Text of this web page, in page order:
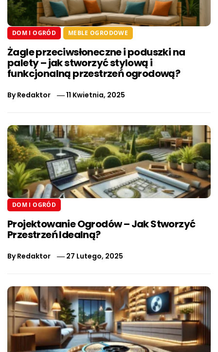
DOM I OGRÓD MEBLE OGRODOWE
Żagle przeciwsłoneczne i poduszki na
palety – jak stworzyć stylową i
funkcjonalną przestrzeń ogrodową?
ByRedaktor 11 Kwietnia, 2025
DOM I OGRÓD
Projektowanie Ogrodów – Jak Stworzyć
Przestrzeń Idealną?
ByRedaktor 27 Lutego, 2025